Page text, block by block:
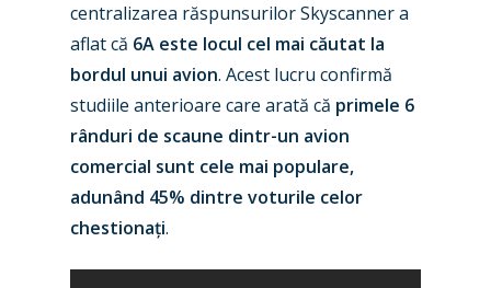
centralizarea răspunsurilor Skyscanner a
aflat că 6A este locul cel mai căutat la
bordul unui avion. Acest lucru confirmă
studiile anterioare care arată că primele 6
rânduri de scaune dintr-un avion
comercial sunt cele mai populare,
adunând 45% dintre voturile celor
chestionați.